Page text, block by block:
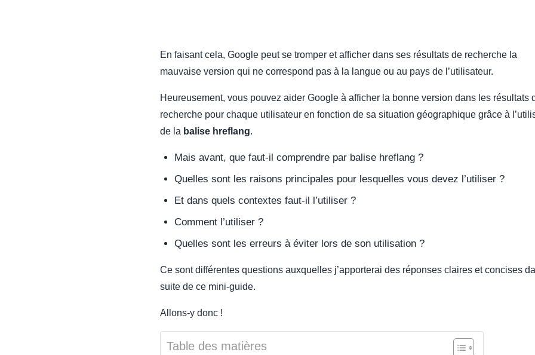
En faisant cela, Google peut se tromper et afficher dans ses résultats de recherche la
mauvaise version qui ne correspond pas à la langue ou au pays de l’utilisateur.
Heureusement, vous pouvez aider Google à afficher la bonne version dans les résultats
recherche pour chaque utilisateur en fonction de sa situation géographique grâce à
de la balise hreflang.
Mais avant, que faut-il comprendre par balise hreflang ?
Quelles sont les raisons principales pour lesquelles vous devez l’utiliser ?
Et dans quels contextes faut-il l’utiliser ?
Comment l’utiliser ?
Quelles sont les erreurs à éviter lors de son utilisation ?
Ce sont différentes questions auxquelles j’apporterai des réponses claires et concises
suite de ce mini-guide.
Allons-y donc !
Table des matières